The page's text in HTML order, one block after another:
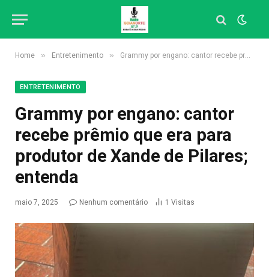
Home » Entretenimento » Grammy por engano: cantor recebe prêmio que era para produtor de Xande de Pilares; entenda
ENTRETENIMENTO
Grammy por engano: cantor
recebe prêmio que era para
produtor de Xande de Pilares;
entenda
maio 7, 2025 Nenhum comentário 1 Visitas